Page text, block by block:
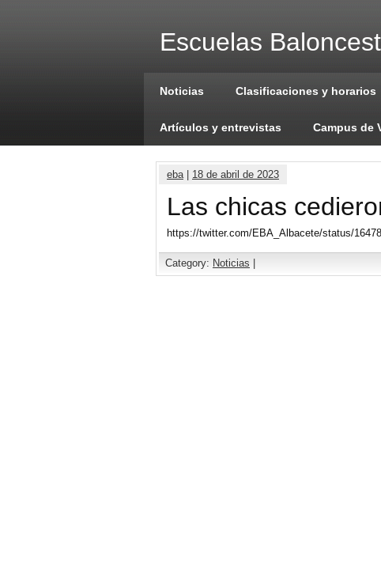
Escuelas
Noticias Clasificaciones y horarios
Artículos y entrevistas Campus de
eba| 18 de abril de 2023
Las chicas
https://twitter.com/EBA_Albacete/status/
Category: Noticias